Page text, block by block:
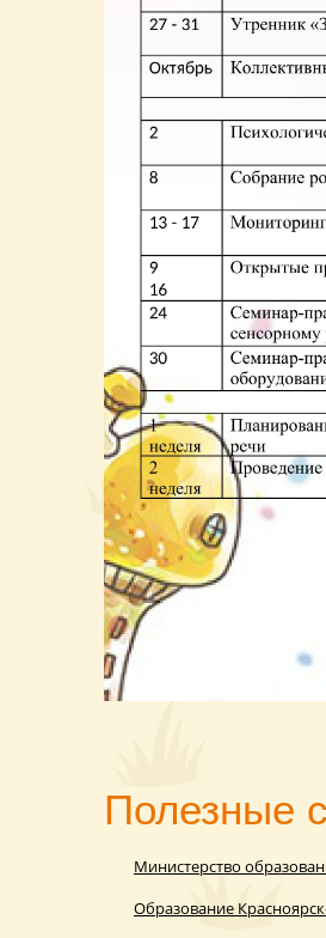
Полезные
Министерство
Образование